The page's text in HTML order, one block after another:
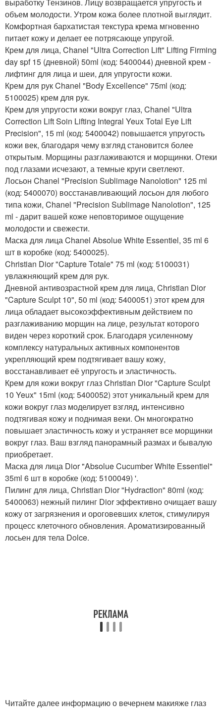
объем молодости. Утром кожа более плотной выглядит.
Комфортная бархатистая текстура крема мгновенно
питает кожу и делает ее потрясающе упругой.
Крем для лица, Chanel "Ultra Correction Lift" Lifting Firming
day spf 15 (дневной) 50ml (код: 5400044) дневной крем -
лифтинг для лица и шеи, для упругости кожи.
Крем для рук Chanel "Body Excellence" 75ml (код:
5100025) крем для рук.
Крем для упругости кожи вокруг глаз, Chanel "Ultra
Correction Lift Soin Lifting Integral Yeux Total Eye Lift
Precision", 15 ml (код: 5400042) повышается упругость
кожи век, благодаря чему взгляд становится более
открытым. Морщины разглаживаются и морщинки. Отеки
под глазами исчезают, а темные круги светлеют.
Лосьон Chanel "Precision Sublimage Nanolotion" 125 ml
(код: 5400070) восстанавливающий лосьон для любого
типа кожи, Chanel "Precision Sublimage Nanolotion", 125
ml - дарит вашей коже неповторимое ощущение
молодости и свежести.
Маска для лица Chanel Absolue White Еssentiel, 35 ml 6
шт в коробке (код: 5400025).
Christian Dior "Capture Totale" 75 ml (код: 5100031)
увлажняющий крем для рук.
Дневной антивозрастной крем для лица, Christian Dior
"Capture Sculpt 10", 50 ml (код: 5400051) этот крем для
лица обладает высокоэффективным действием по
разглаживанию морщин на лице, результат которого
виден через короткий срок. Благодаря усиленному
комплексу натуральных активных компонентов
укрепляющий крем подтягивает вашу кожу,
восстанавливает её упругость и эластичность.
Крем для кожи вокруг глаз Christian Dior "Capture Sculpt
10 Yeux" 15ml (код: 5400052) этот уникальный крем для
кожи вокруг глаз моделирует взгляд, интенсивно
подтягивая кожу и поднимая веки. Он многократно
повышает эластичность кожу и устраняет все морщинки
вокруг глаз. Ваш взгляд панорамный размах и бывалую
приобретает.
Маска для лица Dior "Absolue Cucumber White Еssentiel"
35ml 6 шт в коробке (код: 5100049) '.
Пилинг для лица, Christian Dior "Hydraction" 80ml (код:
5400063) нежный пилинг Dior эффективно очищает вашу
кожу от загрязнения и ороговевших клеток, стимулируя
процесс клеточного обновления. Ароматизированный
лосьен для тела Dolce.
Читайте далее информацию о вечернем макияже глаз